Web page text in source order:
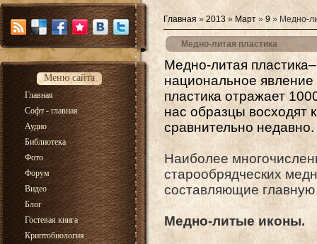
Меню сайта
Главная
Софт - главная
Аудио
Библиотека
Фото
Форум
Видео
Блог
Гостевая книга
Криптобиология
Главная » 2013 » Март » 9 » Медно-
Медно-литая пластика
Медно-литая
национальное явление
пластика отражает
нас образцы восходят
сравнительно недавно.
Наиболее
старообрядческих
составляющие
Медно-литые иконы.